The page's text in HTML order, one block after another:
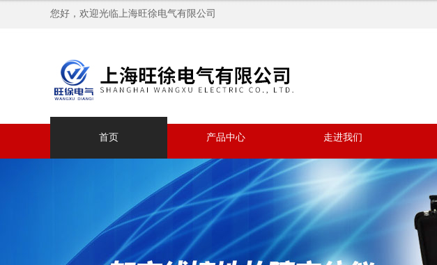
您好，欢迎光临上海旺徐电气有限公司
首页 产品中心 走进我们